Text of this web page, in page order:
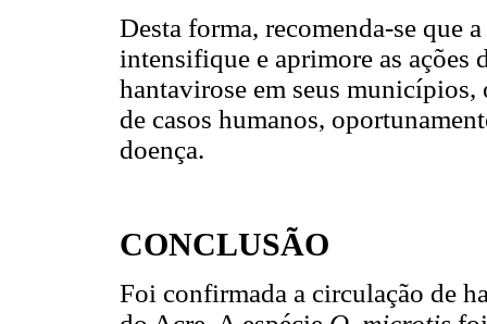
Desta forma, recomenda-se que
intensifique e aprimore as ações
hantavirose em seus
de casos humanos,
doença.
CONCLUSÃO
Foi confirmada a circulação de